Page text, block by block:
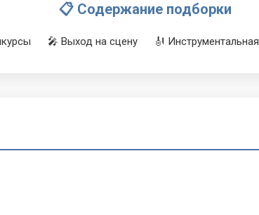
📋 Содержание подборки
🎤 Выход на сцену 🎻 Инструментальная